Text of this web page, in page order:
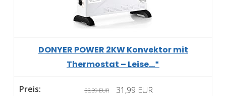
DONYER POWER 2KW Konvektor mit
Thermostat – Leise...*
33,39 EUR 31,99 EUR